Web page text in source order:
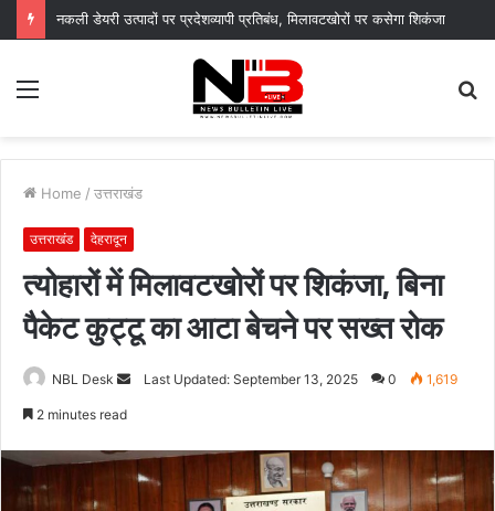
नगर आयुक्त के निर्देशों पर नगर निगम द्वारा सचिवालय परिसर में सब्जी पौधों का वितरण, “स्वच्छ दून–हरित दून” का दिया संदेश
Menu
Home / उत्तराखंड
उत्तराखंड देहरादून
त्योहारों में मिलावटखोरों पर शिकंजा, बिना
पैकेट कुट्टू का आटा बेचने पर सख्त रोक
NBL Desk
SendLast Updated: September 13, 2025 0 1,619
2 minutes read